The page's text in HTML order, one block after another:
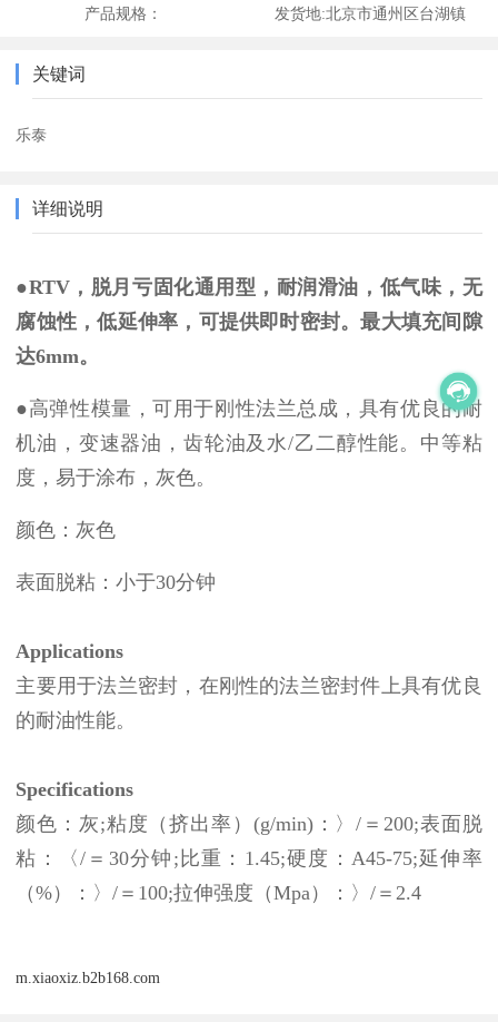
产品规格： 发货地:北京市通州区台湖镇
关键词
乐泰
详细说明
●RTV，脱月亏固化通用型，耐润滑油，低气味，无
腐蚀性，低延伸率，可提供即时密封。最大填充间隙
达6mm。
●高弹性模量，可用于刚性法兰总成，具有优良的耐
机油，变速器油，齿轮油及水/乙二醇性能。中等粘
度，易于涂布，灰色。
颜色：灰色
表面脱粘：小于30分钟
Applications
主要用于法兰密封，在刚性的法兰密封件上具有优良
的耐油性能。
Specifications
颜色：灰;粘度（挤出率）(g/min)：〉/＝200;表面脱
粘：〈/＝30分钟;比重：1.45;硬度：A45-75;延伸率
（%）：〉/＝100;拉伸强度（Mpa）：〉/＝2.4
m.xiaoxiz.b2b168.com